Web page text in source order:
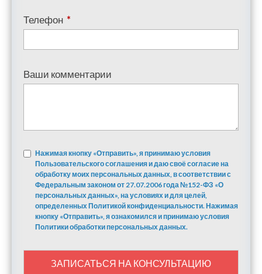
Телефон *
Ваши комментарии
Нажимая кнопку «Отправить», я принимаю условия
Пользовательского соглашения и даю своё согласие на
обработку моих персональных данных, в соответствии с
Федеральным законом от 27.07.2006 года №152-ФЗ «О
персональных данных», на условиях и для целей,
определенных Политикой конфиденциальности. Нажимая
кнопку «Отправить», я ознакомился и принимаю условия
Политики обработки персональных данных.
ЗАПИСАТЬСЯ НА КОНСУЛЬТАЦИЮ